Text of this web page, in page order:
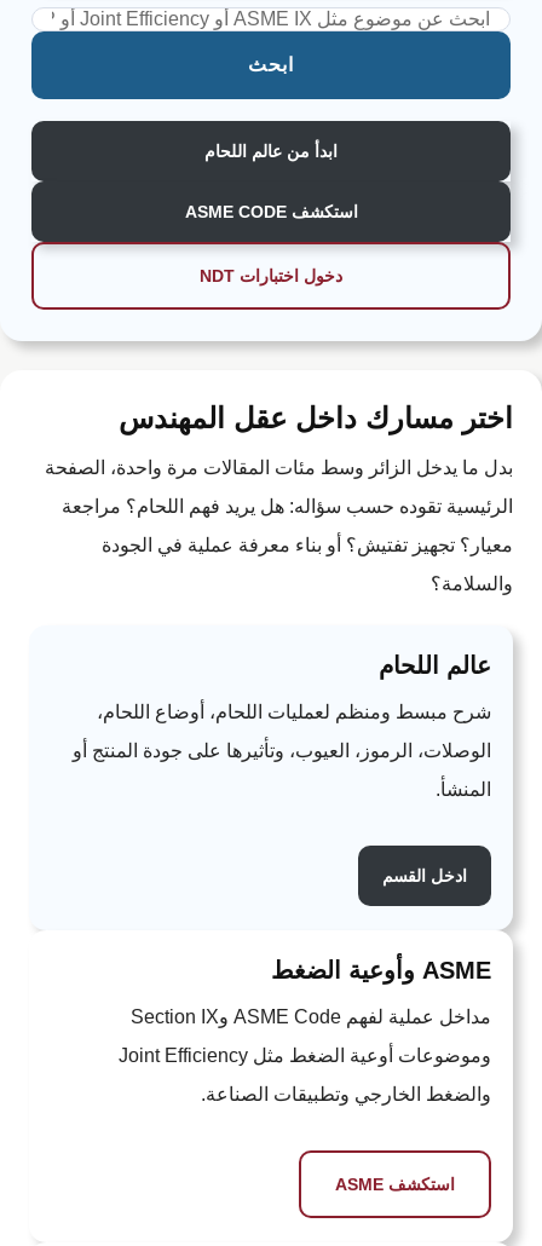
ابحث
ابدأ من عالم اللحام
استكشف ASME CODE
دخول اختبارات NDT
اختر مسارك داخل عقل المهندس
بدل ما يدخل الزائر وسط مئات المقالات مرة واحدة، الصفحة
الرئيسية تقوده حسب سؤاله: هل يريد فهم اللحام؟ مراجعة
معيار؟ تجهيز تفتيش؟ أو بناء معرفة عملية في الجودة
والسلامة؟
عالم اللحام
شرح مبسط ومنظم لعمليات اللحام، أوضاع اللحام،
الوصلات، الرموز، العيوب، وتأثيرها على جودة المنتج أو
المنشأ.
ادخل القسم
ASME وأوعية الضغط
مداخل عملية لفهم ASME Code وSection IX
وموضوعات أوعية الضغط مثل Joint Efficiency
والضغط الخارجي وتطبيقات الصناعة.
استكشف ASME